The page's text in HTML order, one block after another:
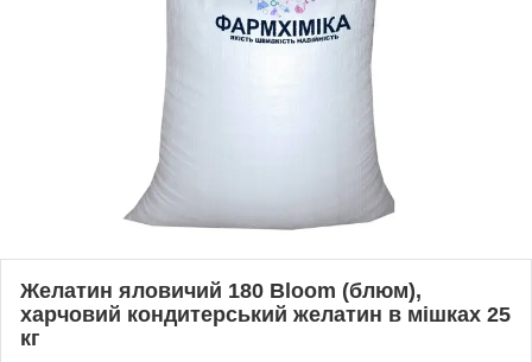
Желатин яловичий 180 Bloom (блюм),
харчовий кондитерський желатин в мішках 25
кг